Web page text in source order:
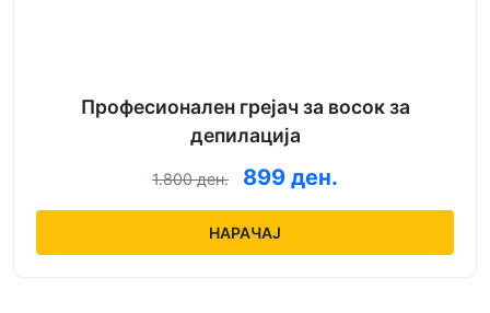
Професионален грејач за восок за
депилација
1.800 ден. 899 ден.
НАРАЧАЈ